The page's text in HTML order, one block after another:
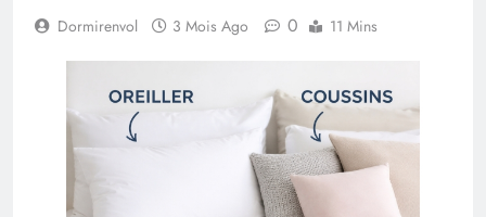
Dormirenvol 3 Mois Ago 0 11 Mins